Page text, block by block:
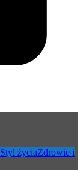
Styl życiaZdrowie i